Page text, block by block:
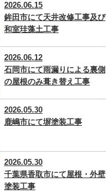
2026.06.15
鉾田市にて天井改修工事及び
和室珪藻土工事
2026.06.12
石岡市にて雨漏りによる裏側
の屋根のみ葺き替え工事
2026.05.30
鹿嶋市にて塀塗装工事
2026.05.30
千葉県香取市にて屋根・外壁
塗装工事